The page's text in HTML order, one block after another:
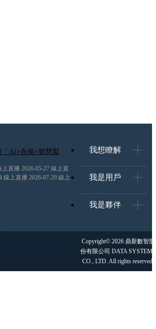
「AI×合規×智慧製
解題
上直播 2026-05-27 線上直
線上直播 2026-07-29 線上
我想瞭解
我是用戶
我是夥伴
Copyright© 2026 鼎新數智股
份有限公司 DATA SYSTEMS
CO., LTD. All rights reserved.